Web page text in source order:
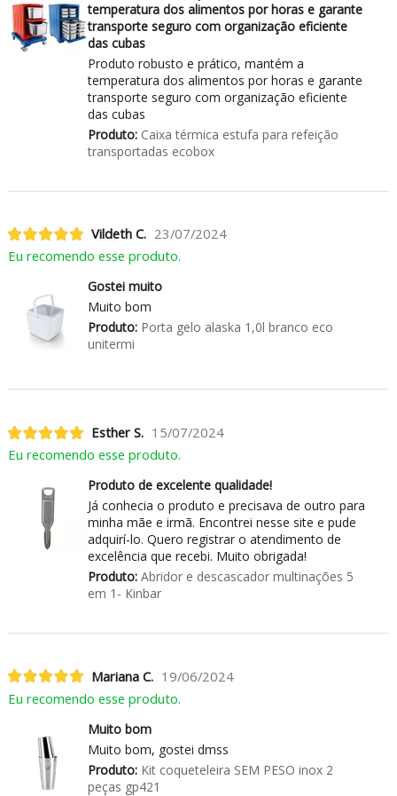
temperatura dos alimentos por horas e garante
transporte seguro com organização eficiente
das cubas
Produto robusto e prático, mantém a
temperatura dos alimentos por horas e garante
transporte seguro com organização eficiente
das cubas
Produto:Caixa térmica estufa para refeição
transportadas ecobox
Vildeth C. 23/07/2024
Eu recomendo esse produto.
Gostei muito
Muito bom
Produto:Porta gelo alaska 1,0l branco eco
unitermi
Esther S. 15/07/2024
Eu recomendo esse produto.
Produto de excelente qualidade!
Já conhecia o produto e precisava de outro para
minha mãe e irmã. Encontrei nesse site e pude
adquirí-lo. Quero registrar o atendimento de
excelência que recebi. Muito obrigada!
Produto:Abridor e descascador multinações 5
em 1- Kinbar
Mariana C. 19/06/2024
Eu recomendo esse produto.
Muito bom
Muito bom, gostei dmss
Produto:Kit coqueteleira SEM PESO inox 2
peças gp421